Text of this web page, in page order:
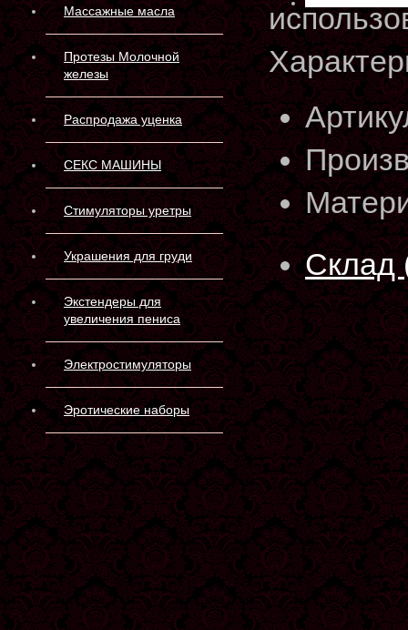
Массажные масла
Протезы Молочной
железы
Распродажа уценка
СЕКС МАШИНЫ
Стимуляторы уретры
Украшения для груди
Экстендеры для
увеличения пениса
Электростимуляторы
Эротические наборы
Склад